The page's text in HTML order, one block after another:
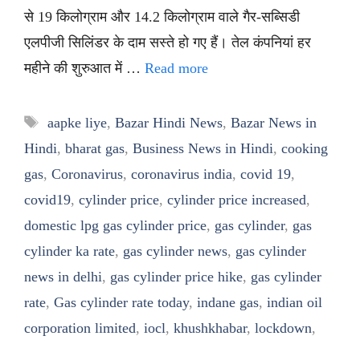
से 19 किलोग्राम और 14.2 किलोग्राम वाले गैर-सब्सिडी
एलपीजी सिलिंडर के दाम सस्ते हो गए हैं। तेल कंपनियां हर
महीने की शुरुआत में … Read more
Tags
aapke liye, Bazar Hindi News, Bazar News in
Hindi, bharat gas, Business News in Hindi, cooking
gas, Coronavirus, coronavirus india, covid 19,
covid19, cylinder price, cylinder price increased,
domestic lpg gas cylinder price, gas cylinder, gas
cylinder ka rate, gas cylinder news, gas cylinder
news in delhi, gas cylinder price hike, gas cylinder
rate, Gas cylinder rate today, indane gas, indian oil
corporation limited, iocl, khushkhabar, lockdown,